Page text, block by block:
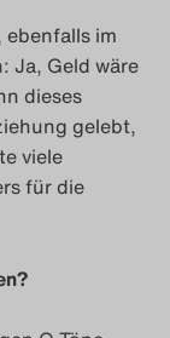
im
Ja, Geld wäre
dieses
gelebt,
viele
für die